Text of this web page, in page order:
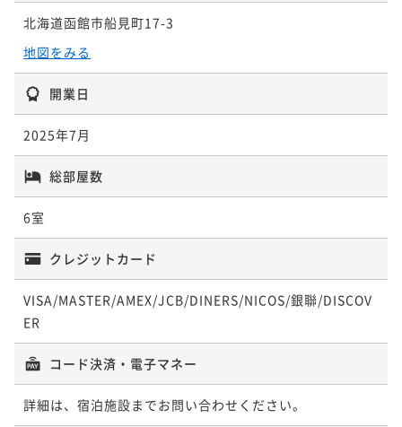
北海道函館市船見町17-3
地図をみる
開業日
2025年7月
総部屋数
6室
クレジットカード
VISA/MASTER/AMEX/JCB/DINERS/NICOS/銀聯/DISCOV
ER
コード決済・電子マネー
詳細は、宿泊施設までお問い合わせください。